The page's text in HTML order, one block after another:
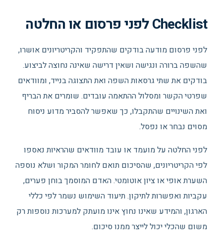
Checklist לפני פרסום או החלטה
לפני פרסום מודעה בודקים שהתפקיד והקריטריונים אושרו,
שהשפה ברורה ונגישה ושאין דרישה שאינה נחוצה לביצוע.
בודקים את שתי גרסאות השפה ואת התצוגה בנייד, ומוודאים
שפרטי הקשר ומסלול ההתאמה עובדים. שומרים את הבריף
ואת השינויים שהתקבלו, כך שאפשר להסביר מדוע ניסוח
מסוים נבחר או נפסל.
לפני החלטה על מועמד או עובד מוודאים שהראיות נאספו
לפי הקריטריונים, שהסיכום תואם לחומר המקור ושלא נוספה
השערת אופי או ציון אוטומטי. האדם המוסמך בוחן פערים,
עקביות ואפשרות לתיקון. תיעוד השימוש נשמר לפי כללי
הארגון, והמידע שאינו נחוץ אינו מועתק למערכות נוספות רק
משום שהכלי יכול לייצר ממנו סיכום.